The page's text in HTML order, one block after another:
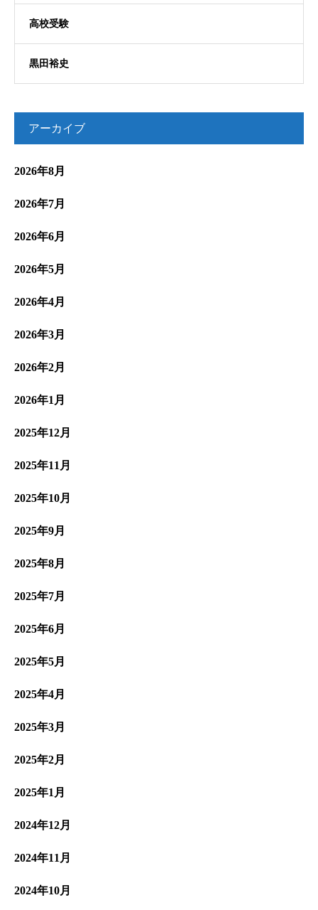
高校受験
黒田裕史
アーカイブ
2026年8月
2026年7月
2026年6月
2026年5月
2026年4月
2026年3月
2026年2月
2026年1月
2025年12月
2025年11月
2025年10月
2025年9月
2025年8月
2025年7月
2025年6月
2025年5月
2025年4月
2025年3月
2025年2月
2025年1月
2024年12月
2024年11月
2024年10月